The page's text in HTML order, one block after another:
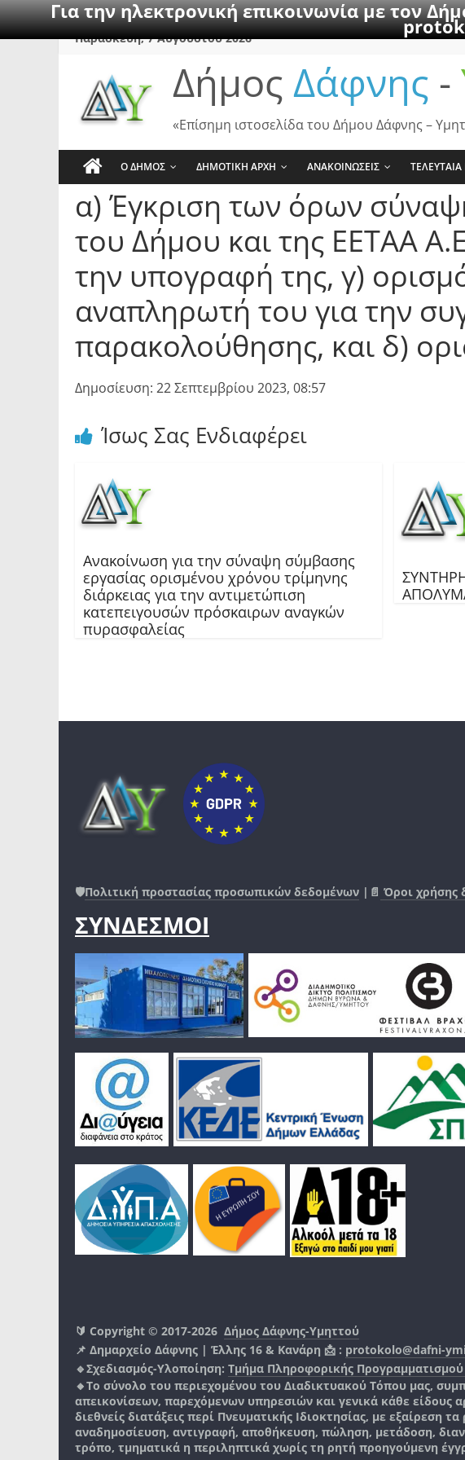
Για την ηλεκτρονική επικοινωνία με τον
SkipΠαρασκευή, 7 Αυγούστου 2026
Δήμος Δάφνης -
«Επίσημη ιστοσελίδα του Δήμου Δάφνης –
Ο ΔΗΜΟΣ ΔΗΜΟΤΙΚΗ ΑΡΧΗ ΑΝΑΚΟΙΝΩΣΕΙΣ
α) Έγκριση των όρων
του Δήμου και της ΕΕΤΑΑ
την υπογραφή της, γ)
αναπληρωτή του για την
παρακολούθησης, και δ)
Δημοσίευση: 22 Σεπτεμβρίου 2023, 08:57
Ίσως Σας Ενδιαφέρει
Ανακοίνωση για την σύναψη σύμβασης
εργασίας ορισμένου χρόνου τρίμηνης
διάρκειας για την αντιμετώπιση
κατεπειγουσών πρόσκαιρων αναγκών
πυρασφαλείας
🛡️Πολιτική προστασίας προσωπικών δεδομένων |📄 Όροι χρήσης
ΣΥΝΔΕΣΜΟΙ
🔰 Copyright © 2017-2026 Δήμος Δάφνης-Υμηττού
📌 Δημαρχείο Δάφνης | Έλλης 16 & Κανάρη 📩 : protokolo@dafni-
🔹Σχεδιασμός-Υλοποίηση: Τμήμα Πληροφορικής
🔸Το σύνολο του περιεχομένου του Διαδικτυακού Τόπου μας,
απεικονίσεων, παρεχόμενων υπηρεσιών και γενικά κάθε είδους
διεθνείς διατάξεις περί Πνευματικής Ιδιοκτησίας, με εξαίρεση
αναδημοσίευση, αντιγραφή, αποθήκευση, πώληση, μετάδοση,
τρόπο, τμηματικά η περιληπτικά χωρίς τη ρητή προηγούμενη